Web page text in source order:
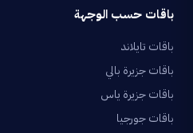
باقات حسب الوجهة
باقات تايلاند
باقات جزيرة بالي
باقات جزيرة ياس
باقات جورجيا